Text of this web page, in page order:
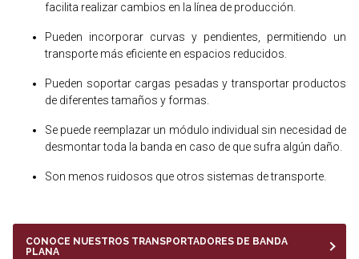
facilita realizar cambios en la línea de producción.
Pueden incorporar curvas y pendientes, permitiendo un
transporte más eficiente en espacios reducidos.
Pueden soportar cargas pesadas y transportar productos
de diferentes tamaños y formas.
Se puede reemplazar un módulo individual sin necesidad de
desmontar toda la banda en caso de que sufra algún daño.
Son menos ruidosos que otros sistemas de transporte.
CONOCE NUESTROS TRANSPORTADORES DE BANDA
PLANA